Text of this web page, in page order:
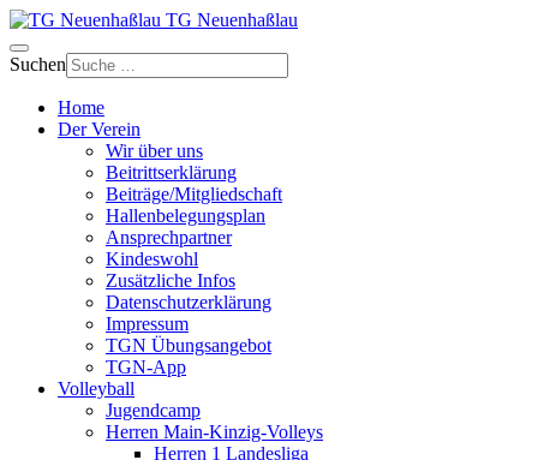
TG Neuenhaßlau
Suchen
Home
Der Verein
Wir über uns
Beitrittserklärung
Beiträge/Mitgliedschaft
Hallenbelegungsplan
Ansprechpartner
Kindeswohl
Zusätzliche Infos
Datenschutzerklärung
Impressum
TGN Übungsangebot
TGN-App
Volleyball
Jugendcamp
Herren Main-Kinzig-Volleys
Herren 1 Landesliga